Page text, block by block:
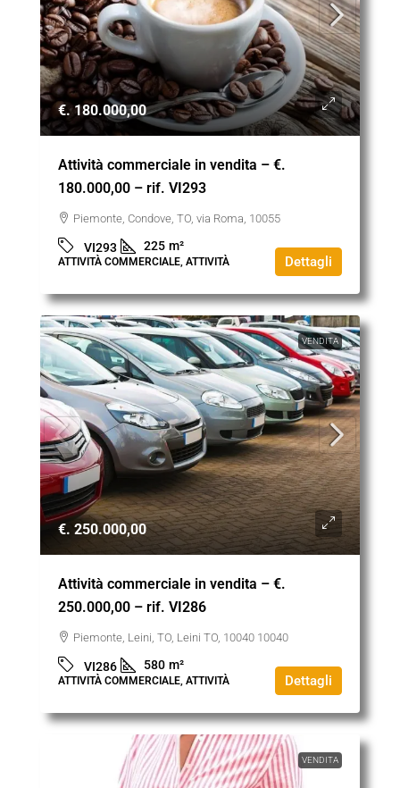
€. 180.000,00
Attività commerciale in vendita – €.
180.000,00 – rif. VI293
Piemonte, Condove, TO, via Roma, 10055
VI293 225 m²
ATTIVITÀ COMMERCIALE, ATTIVITÀ Dettagli
VENDITA
€. 250.000,00
Attività commerciale in vendita – €.
250.000,00 – rif. VI286
Piemonte, Leini, TO, Leini TO, 10040 10040
VI286 580 m²
ATTIVITÀ COMMERCIALE, ATTIVITÀ Dettagli
VENDITA